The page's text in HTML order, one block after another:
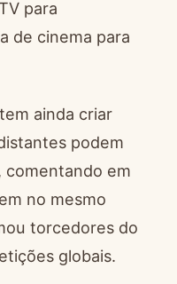
para
de cinema para
ainda criar
podem
comentando em
no mesmo
torcedores do
globais.